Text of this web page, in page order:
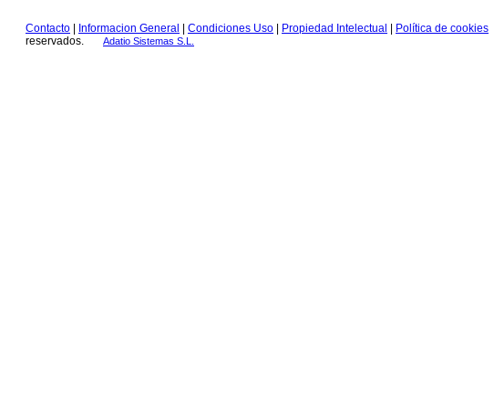
Contacto | Informacion General | Condiciones Uso | Propiedad Intelectual | Política de cookies
reservados. Adatio Sistemas S.L.